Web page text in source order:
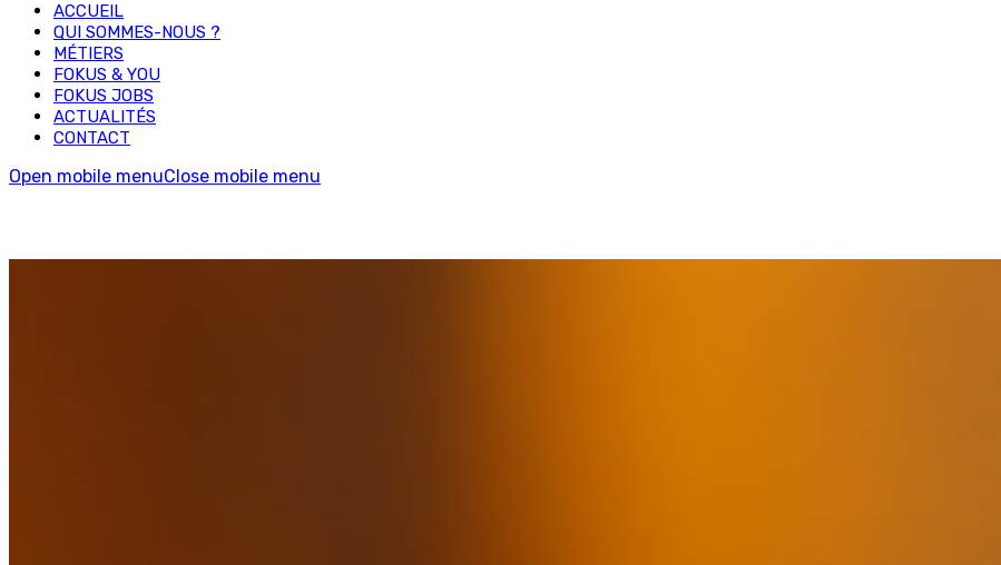
ACCUEIL
QUI SOMMES-NOUS ?
MÉTIERS
FOKUS & YOU
FOKUS JOBS
ACTUALITÉS
CONTACT
Open mobile menuClose mobile menu